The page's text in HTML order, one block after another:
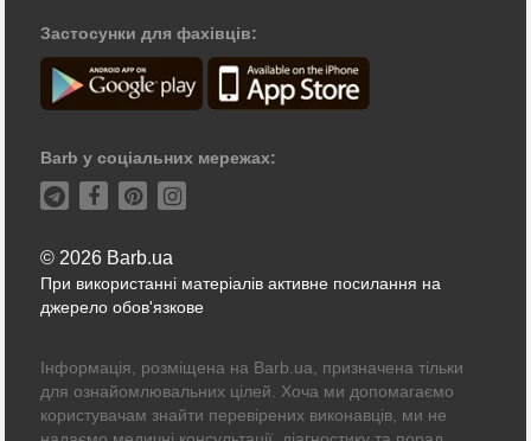
Застосунки для фахівців:
Barb у соціальних мережах:
© 2026 Barb.ua
При використанні матеріалів активне посилання на
джерело обов'язкове
Інформація, розміщена на Barb.ua, призначена тільки
для ознайомлювальних цілей. Хоча ми допомагаємо
користувачам знайти перевірених виконавців, ми не